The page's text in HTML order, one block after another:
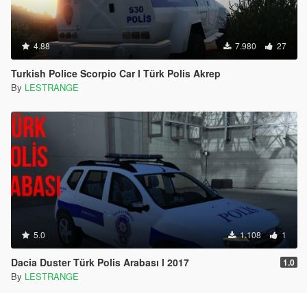
4.88 7.980 27
Turkish Police Scorpio Car l Türk Polis Akrep
By LESTRANGE
5.0 1.108 1
Dacia Duster Türk Polis Arabası l 2017 1.0
By LESTRANGE